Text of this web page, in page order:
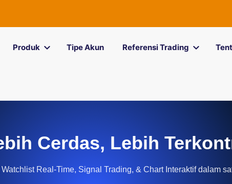
Produk Tipe Akun Referensi Trading
Cerdas, Lebih
Real-Time, Signal Trading, & Chart Interaktif dalam